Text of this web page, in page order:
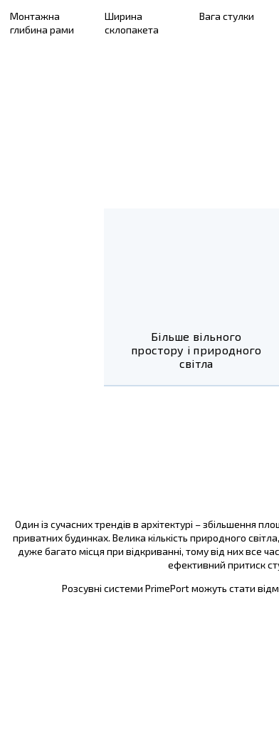
Монтажна
глибина рами
Ширина
склопакета
Вага стулки
Більше вільного
простору і природного
світла
Один із сучасних трендів в архітектурі – збільшення
приватних будинках. Велика кількість природного
дуже багато місця при відкриванні, тому від них все
ефективний притиск
Розсувні системи PrimePort можуть стати